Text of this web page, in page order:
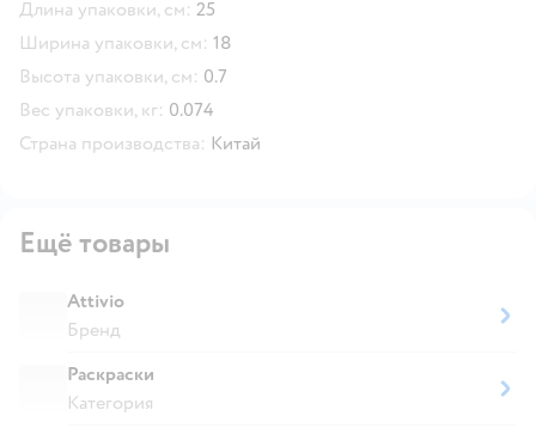
Длина упаковки, см: 25
Ширина упаковки, см: 18
Высота упаковки, см: 0.7
Вес упаковки, кг: 0.074
Страна производства: Китай
Ещё товары
Attivio
Бренд
Раскраски
Категория